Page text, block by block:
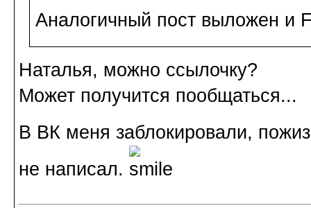
Аналогичный пост выложен и
Наталья, можно ссылочку?
Может получится пообщаться...
В ВК меня заблокировали,
не написал.